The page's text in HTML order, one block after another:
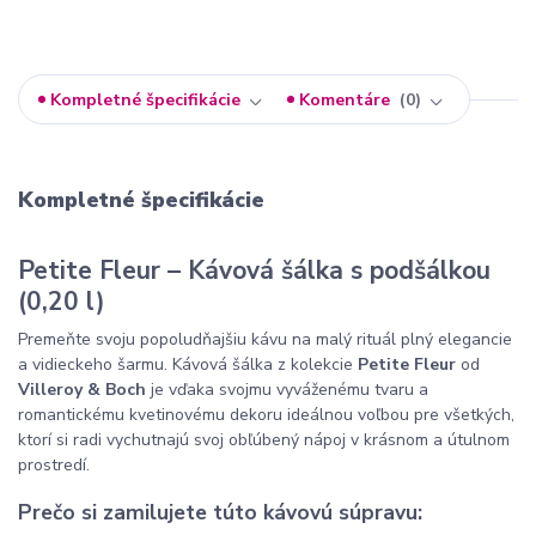
Kompletné špecifikácie Komentáre 0
Kompletné špecifikácie
Petite Fleur – Kávová šálka s podšálkou
(0,20 l)
Premeňte svoju popoludňajšiu kávu na malý rituál plný elegancie
a vidieckeho šarmu. Kávová šálka z kolekcie Petite Fleur od
Villeroy & Boch je vďaka svojmu vyváženému tvaru a
romantickému kvetinovému dekoru ideálnou voľbou pre všetkých,
ktorí si radi vychutnajú svoj obľúbený nápoj v krásnom a útulnom
prostredí.
Prečo si zamilujete túto kávovú súpravu: